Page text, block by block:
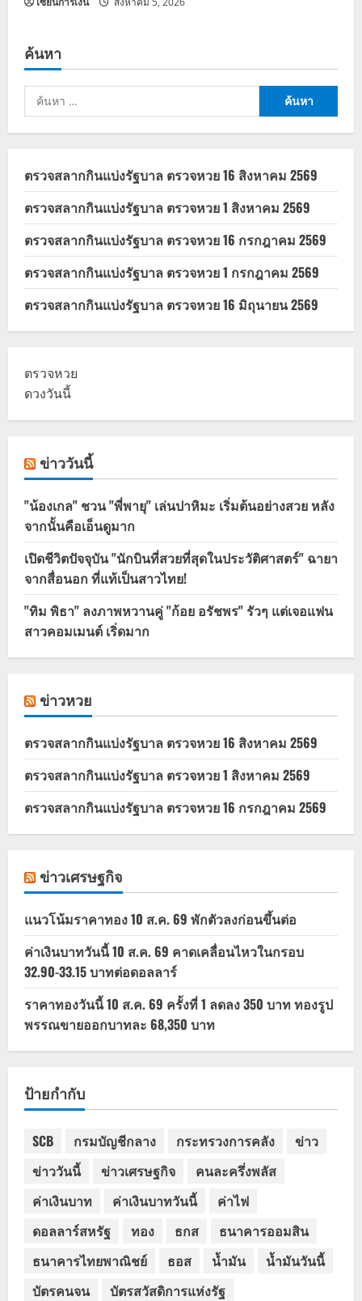
ค้นหา
ค้นหา
สำหรับ:
ตรวจสลากกินแบ่งรัฐบาล ตรวจหวย 16 สิงหาคม 2569
ตรวจสลากกินแบ่งรัฐบาล ตรวจหวย 1 สิงหาคม 2569
ตรวจสลากกินแบ่งรัฐบาล ตรวจหวย 16 กรกฎาคม 2569
ตรวจสลากกินแบ่งรัฐบาล ตรวจหวย 1 กรกฎาคม 2569
ตรวจสลากกินแบ่งรัฐบาล ตรวจหวย 16 มิถุนายน 2569
ตรวจหวย
ดวงวันนี้
ข่าววันนี้
"น้องเกล" ชวน "พี่พายุ" เล่นปาหิมะ เริ่มต้นอย่างสวย หลัง
จากนั้นคือเอ็นดูมาก
เปิดชีวิตปัจจุบัน "นักบินที่สวยที่สุดในประวัติศาสตร์" ฉายา
จากสื่อนอก ที่แท้เป็นสาวไทย!
"ทิม พิธา" ลงภาพหวานคู่ "ก้อย อรัชพร" รัวๆ แต่เจอแฟน
สาวคอมเมนต์ เริ่ดมาก
ข่าวหวย
ตรวจสลากกินแบ่งรัฐบาล ตรวจหวย 16 สิงหาคม 2569
ตรวจสลากกินแบ่งรัฐบาล ตรวจหวย 1 สิงหาคม 2569
ตรวจสลากกินแบ่งรัฐบาล ตรวจหวย 16 กรกฎาคม 2569
ข่าวเศรษฐกิจ
แนวโน้มราคาทอง 10 ส.ค. 69 พักตัวลงก่อนขึ้นต่อ
ค่าเงินบาทวันนี้ 10 ส.ค. 69 คาดเคลื่อนไหวในกรอบ
32.90-33.15 บาทต่อดอลลาร์
ราคาทองวันนี้ 10 ส.ค. 69 ครั้งที่ 1 ลดลง 350 บาท ทองรูป
พรรณขายออกบาทละ 68,350 บาท
ป้ายกำกับ
SCB กรมบัญชีกลาง กระทรวงการคลัง
ข่าว
ข่าววันนี้
ข่าวเศรษฐกิจ
คนละครึ่งพลัส
ค่าเงินบาท
ค่าเงินบาทวันนี้
ค่าไฟ
ดอลลาร์สหรัฐ
ทอง ธกส
ธนาคารออมสิน
ธนาคารไทยพาณิชย์
ธอส น้ำมัน
น้ำมันวันนี้
บัตรคนจน
บัตรสวัสดิการแห่งรัฐ